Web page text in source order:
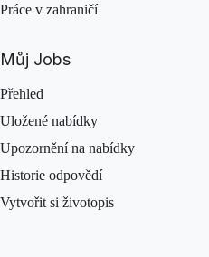
Práce v zahraničí
Můj Jobs
Přehled
Uložené nabídky
Upozornění na nabídky
Historie odpovědí
Vytvořit si životopis